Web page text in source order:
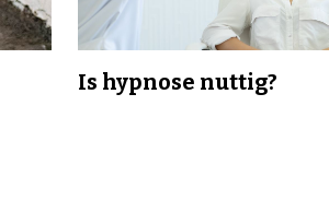
Is hypnose nuttig?